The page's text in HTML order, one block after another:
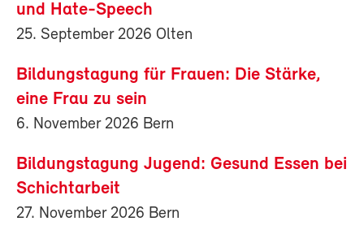
und Hate-Speech
25. September 2026 Olten
Bildungstagung für Frauen: Die Stärke,
eine Frau zu sein
6. November 2026 Bern
Bildungstagung Jugend: Gesund Essen bei
Schichtarbeit
27. November 2026 Bern